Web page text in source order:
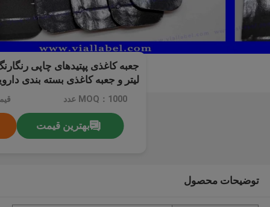
لیتر و جعبه کاغذی بسته بندی دارویی 2 میلی
MOQ：1000 عدد
بهترین قیمت
توضیحات محصول